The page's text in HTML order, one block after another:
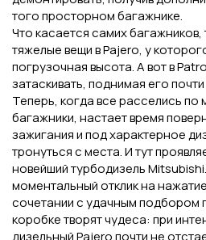
того просторном багажнике.
Что касается самих багажников,
тяжелые вещи в Pajero, у
погрузочная высота. А вот в
затаскивать, поднимая его
Теперь, когда все расселись
багажники, настает время
зажигания и под характерное
тронуться с места. И тут
новейший турбодизель
моментальный отклик на
сочетании с удачным подбором
коробке творят чудеса: при
дизельный Pajero почти не